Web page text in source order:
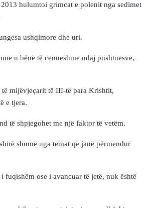
hulumtoi grimcat e polenit nga sedimet
ushqimore dhe uri.
u bënë të cenueshme ndaj pushtuesve,
të mijëvjeçarit të III-të para Krishtit,
e tjera.
të shpjegohet me një faktor të vetëm.
shumë nga temat që janë përmendur
ose i avancuar të jetë, nuk është